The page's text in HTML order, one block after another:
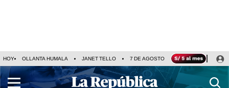
HOY OLLANTA HUMALA JANET TELLO 7 DE AGOSTO TINKA RESULTADOS